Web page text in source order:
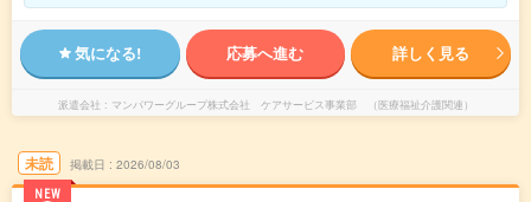
気になる! 応募へ進む 詳しく見る
派遣会社 マンパワーグループ株式会社 ケアサービス事業部 （医療福祉介護関連）
未読
NEW
掲載日 2026/08/03